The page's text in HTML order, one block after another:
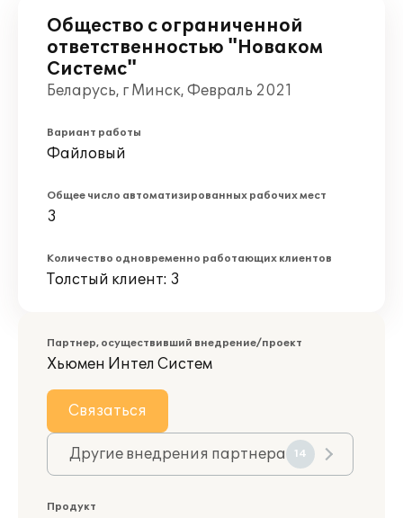
Общество с ограниченной
ответственностью "Новаком
Системс"
Беларусь, г Минск, Февраль 2021
Вариант работы
Файловый
Общее число автоматизированных рабочих мест
3
Количество одновременно работающих клиентов
Толстый клиент: 3
Партнер, осуществивший внедрение/проект
Хьюмен Интел Систем
Связаться
Другие внедрения партнера 14
Продукт